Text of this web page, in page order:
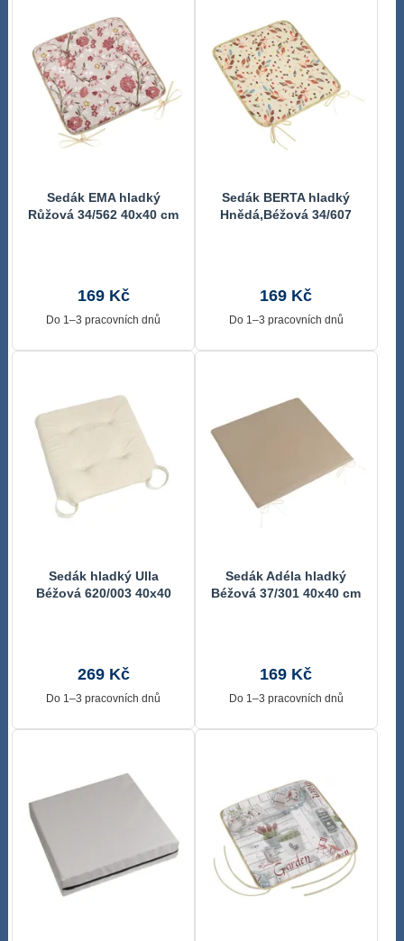
Sedák EMA hladký
Růžová 34/562 40x40 cm
169 Kč
Do 1–3 pracovních dnů
Sedák BERTA hladký
Hnědá,Béžová 34/607
169 Kč
Do 1–3 pracovních dnů
Sedák hladký Ulla
Béžová 620/003 40x40
269 Kč
Do 1–3 pracovních dnů
Sedák Adéla hladký
Béžová 37/301 40x40 cm
169 Kč
Do 1–3 pracovních dnů